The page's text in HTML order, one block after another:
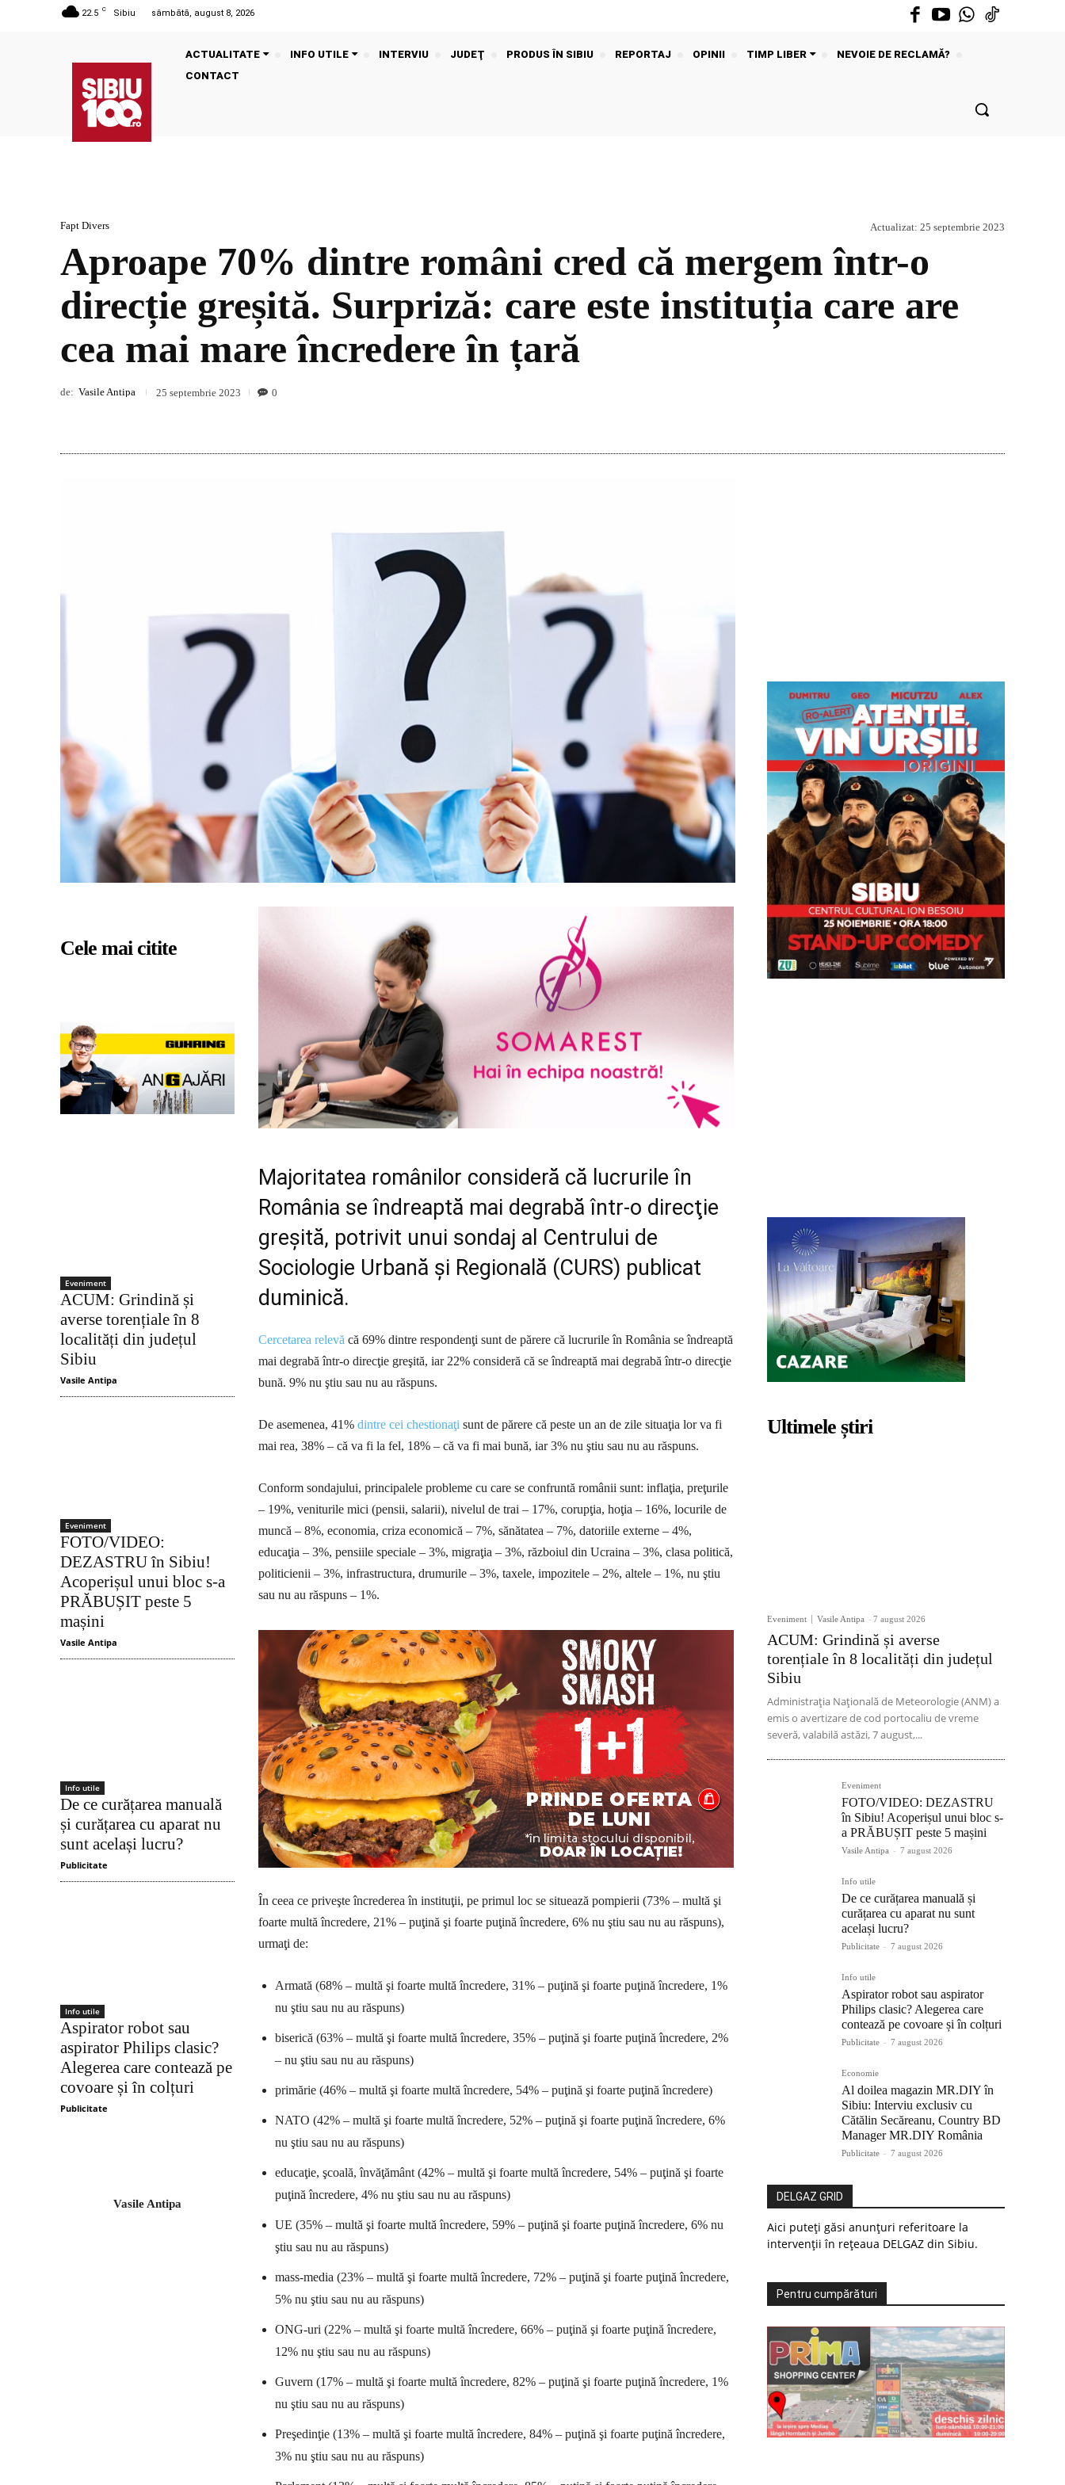
22.5 C Sibiu sâmbătă, august 8, 2026
ACTUALITATE INFO UTILE INTERVIU JUDEŢ PRODUS ÎN SIBIU REPORTAJ OPINII TIMP LIBER
NEVOIE DE RECLAMĂ?
CONTACT
Fapt Divers Actualizat: 25 septembrie 2023
Aproape 70% dintre români cred că mergem într-o
direcție greșită. Surpriză: care este instituția care are
cea mai mare încredere în țară
de: Vasile Antipa 25 septembrie 2023 0
Cele mai citite
Eveniment
ACUM: Grindină și
averse torențiale în 8
localități din județul
Sibiu
Vasile Antipa
Eveniment
FOTO/VIDEO:
DEZASTRU în Sibiu!
Acoperișul unui bloc s-a
PRĂBUȘIT peste 5
mașini
Vasile Antipa
Info utile
De ce curățarea manuală
și curățarea cu aparat nu
sunt același lucru?
Publicitate
Info utile
Aspirator robot sau
aspirator Philips clasic?
Alegerea care contează pe
covoare și în colțuri
Publicitate
Vasile Antipa
Majoritatea românilor consideră că lucrurile în
România se îndreaptă mai degrabă într-o direcţie
greşită, potrivit unui sondaj al Centrului de
Sociologie Urbană şi Regională (CURS) publicat
duminică.
Cercetarea relevă că 69% dintre respondenţi sunt de părere că lucrurile în România se îndreaptă
mai degrabă într-o direcţie greşită, iar 22% consideră că se îndreaptă mai degrabă într-o direcţie
bună. 9% nu ştiu sau nu au răspuns.
De asemenea, 41% dintre cei chestionaţi sunt de părere că peste un an de zile situaţia lor va fi
mai rea, 38% – că va fi la fel, 18% – că va fi mai bună, iar 3% nu ştiu sau nu au răspuns.
Conform sondajului, principalele probleme cu care se confruntă românii sunt: inflaţia, preţurile
– 19%, veniturile mici (pensii, salarii), nivelul de trai – 17%, corupţia, hoţia – 16%, locurile de
muncă – 8%, economia, criza economică – 7%, sănătatea – 7%, datoriile externe – 4%,
educaţia – 3%, pensiile speciale – 3%, migraţia – 3%, războiul din Ucraina – 3%, clasa politică,
politicienii – 3%, infrastructura, drumurile – 3%, taxele, impozitele – 2%, altele – 1%, nu ştiu
sau nu au răspuns – 1%.
În ceea ce priveşte încrederea în instituţii, pe primul loc se situează pompierii (73% – multă şi
foarte multă încredere, 21% – puţină şi foarte puţină încredere, 6% nu ştiu sau nu au răspuns),
urmaţi de:
Armată (68% – multă şi foarte multă încredere, 31% – puţină şi foarte puţină încredere, 1%
nu ştiu sau nu au răspuns)
biserică (63% – multă şi foarte multă încredere, 35% – puţină şi foarte puţină încredere, 2%
– nu ştiu sau nu au răspuns)
primărie (46% – multă şi foarte multă încredere, 54% – puţină şi foarte puţină încredere)
NATO (42% – multă şi foarte multă încredere, 52% – puţină şi foarte puţină încredere, 6%
nu ştiu sau nu au răspuns)
educaţie, şcoală, învăţământ (42% – multă şi foarte multă încredere, 54% – puţină şi foarte
puţină încredere, 4% nu ştiu sau nu au răspuns)
UE (35% – multă şi foarte multă încredere, 59% – puţină şi foarte puţină încredere, 6% nu
ştiu sau nu au răspuns)
mass-media (23% – multă şi foarte multă încredere, 72% – puţină şi foarte puţină încredere,
5% nu ştiu sau nu au răspuns)
ONG-uri (22% – multă şi foarte multă încredere, 66% – puţină şi foarte puţină încredere,
12% nu ştiu sau nu au răspuns)
Guvern (17% – multă şi foarte multă încredere, 82% – puţină şi foarte puţină încredere, 1%
nu ştiu sau nu au răspuns)
Preşedinţie (13% – multă şi foarte multă încredere, 84% – puţină şi foarte puţină încredere,
3% nu ştiu sau nu au răspuns)
Ultimele știri
Eveniment Vasile Antipa - 7 august 2026
ACUM: Grindină și averse
torențiale în 8 localități din județul
Sibiu
Administrația Națională de Meteorologie (ANM) a
emis o avertizare de cod portocaliu de vreme
severă, valabilă astăzi, 7 august,...
Eveniment
FOTO/VIDEO: DEZASTRU
în Sibiu! Acoperișul unui bloc s-
a PRĂBUȘIT peste 5 mașini
Vasile Antipa - 7 august 2026
Info utile
De ce curățarea manuală și
curățarea cu aparat nu sunt
același lucru?
Publicitate - 7 august 2026
Info utile
Aspirator robot sau aspirator
Philips clasic? Alegerea care
contează pe covoare și în colțuri
Publicitate - 7 august 2026
Economie
Al doilea magazin MR.DIY în
Sibiu: Interviu exclusiv cu
Cătălin Secăreanu, Country BD
Manager MR.DIY România
Publicitate - 7 august 2026
DELGAZ GRID
Aici puteți găsi anunțuri referitoare la
intervenții în rețeaua DELGAZ din Sibiu.
Pentru cumpărături